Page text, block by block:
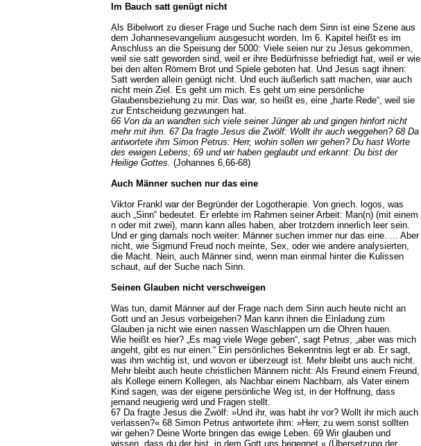
Im Bauch satt genügt nicht
Als Bibelwort zu dieser Frage und Suche nach dem Sinn ist eine Szene aus
dem Johannesevangelium ausgesucht worden. Im 6. Kapitel heißt es im
Anschluss an die Speisung der 5000: Viele seien nur zu Jesus gekommen,
weil sie satt geworden sind, weil er ihre Bedürfnisse befriedigt hat, weil er wie
bei den alten Römern Brot und Spiele geboten hat. Und Jesus sagt ihnen:
Satt werden allein genügt nicht. Und euch äußerlich satt machen, war auch
nicht mein Ziel. Es geht um mich. Es geht um eine persönliche
Glaubensbeziehung zu mir. Das war, so heißt es, eine „harte Rede“, weil sie
zur Entscheidung gezwungen hat.
66 Von da an wandten sich viele seiner Jünger ab und gingen hinfort nicht
mehr mit ihm. 67 Da fragte Jesus die Zwölf: Wollt ihr auch weggehen? 68 Da
antwortete ihm Simon Petrus: Herr, wohin sollen wir gehen? Du hast Worte
des ewigen Lebens; 69 und wir haben geglaubt und erkannt: Du bist der
Heilige Gottes. (Johannes 6,66-68)
Auch Männer suchen nur das eine
Viktor Frankl war der Begründer der Logotherapie. Von griech. logos, was
auch „Sinn“ bedeutet. Er erlebte im Rahmen seiner Arbeit: Man(n) (mit einem
n oder mit zwei), mann kann alles haben, aber trotzdem innerlich leer sein.
Und er ging damals noch weiter: Männer suchen immer nur das eine. ... Aber
nicht, wie Sigmund Freud noch meinte, Sex, oder wie andere analysierten,
die Macht. Nein, auch Männer sind, wenn man einmal hinter die Kulissen
schaut, auf der Suche nach Sinn.
Seinen Glauben nicht verschweigen
Was tun, damit Männer auf der Frage nach dem Sinn auch heute nicht an
Gott und an Jesus vorbeigehen? Man kann ihnen die Einladung zum
Glauben ja nicht wie einen nassen Waschlappen um die Ohren hauen.
Wie heißt es hier? „Es mag viele Wege geben“, sagt Petrus, „aber was mich
angeht, gibt es nur einen.“ Ein persönliches Bekenntnis legt er ab. Er sagt,
was ihm wichtig ist, und wovon er überzeugt ist. Mehr bleibt uns auch nicht.
Mehr bleibt auch heute christlichen Männern nicht: Als Freund einem Freund,
als Kollege einem Kollegen, als Nachbar einem Nachbarn, als Vater einem
Kind sagen, was der eigene persönliche Weg ist, in der Hoffnung, dass
jemand neugierig wird und Fragen stellt.
67 Da fragte Jesus die Zwölf: »Und ihr, was habt ihr vor? Wollt ihr mich auch
verlassen?« 68 Simon Petrus antwortete ihm: »Herr, zu wem sonst sollten
wir gehen? Deine Worte bringen das ewige Leben. 69 Wir glauben und
wissen, dass du der bist, in dem Gott uns begegnet.« (Übersetzung der